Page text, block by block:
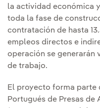
la actividad económica
toda la fase de
contratación de hasta
empleos directos e
operación se generarán
de trabajo.
El proyecto forma parte
Portugués de Presas